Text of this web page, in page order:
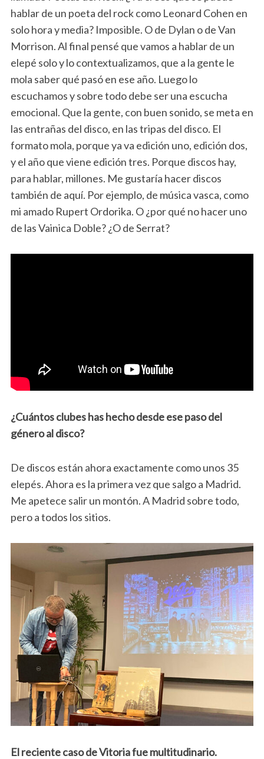
hablar de un poeta del rock como Leonard Cohen en
solo hora y media? Imposible. O de Dylan o de Van
Morrison. Al final pensé que vamos a hablar de un
elepé solo y lo contextualizamos, que a la gente le
mola saber qué pasó en ese año. Luego lo
escuchamos y sobre todo debe ser una escucha
emocional. Que la gente, con buen sonido, se meta en
las entrañas del disco, en las tripas del disco. El
formato mola, porque ya va edición uno, edición dos,
y el año que viene edición tres. Porque discos hay,
para hablar, millones. Me gustaría hacer discos
también de aquí. Por ejemplo, de música vasca, como
mi amado Rupert Ordorika. O ¿por qué no hacer uno
de las Vainica Doble? ¿O de Serrat?
¿Cuántos clubes has hecho desde ese paso del
género al disco?
De discos están ahora exactamente como unos 35
elepés. Ahora es la primera vez que salgo a Madrid.
Me apetece salir un montón. A Madrid sobre todo,
pero a todos los sitios.
El reciente caso de Vitoria fue multitudinario.